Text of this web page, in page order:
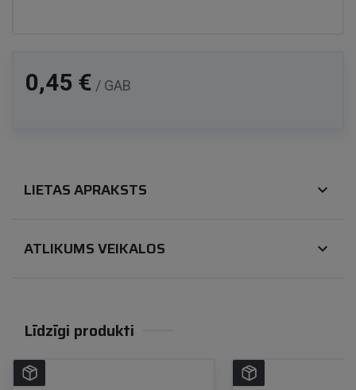
0,45 € / GAB
LIETAS APRAKSTS expand_more
ATLIKUMS VEIKALOS expand_more
Līdzīgi produkti